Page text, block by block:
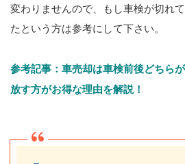
変わりませんので、もし車検が切れ
たという方は参考にして下さい。
参考記事：車売却は車検前後どちら
放す方がお得な理由を解説！